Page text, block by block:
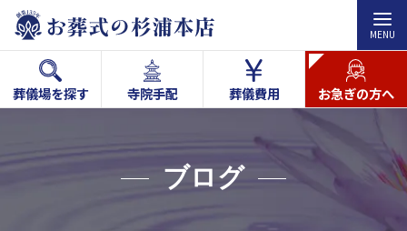
MENU
葬儀場を探す 寺院手配 葬儀費用 お急ぎの方へ
ブログ